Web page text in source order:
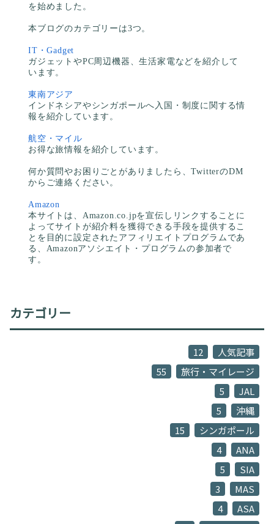
を始めました。
本ブログのカテゴリーは3つ。
IT・Gadget
ガジェットやPC周辺機器、生活家電などを紹介して
います。
東南アジア
インドネシアやシンガポールへ入国・制度に関する情
報を紹介しています。
航空・マイル
お得な旅情報を紹介しています。
何か質問やお困りごとがありましたら、TwitterのDM
からご連絡ください。
Amazon
本サイトは、Amazon.co.jpを宣伝しリンクすることに
よってサイトが紹介料を獲得できる手段を提供するこ
とを目的に設定されたアフィリエイトプログラムであ
る、Amazonアソシエイト・プログラムの参加者で
す。
カテゴリー
人気記事
12
旅行・マイレージ
55
JAL
5
沖縄
5
シンガポール
15
ANA
4
SIA
5
MAS
3
ASA
4